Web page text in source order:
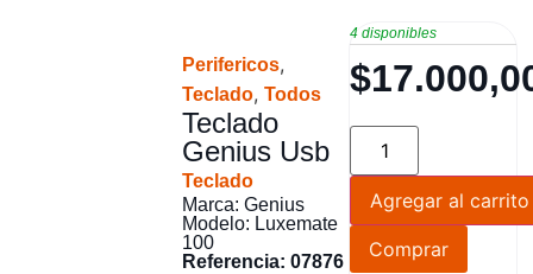
Perifericos,
Teclado, Todos
Teclado
Genius Usb
Teclado
Marca: Genius
Modelo: Luxemate
100
Referencia: 07876
4 disponibles
$
Agregar al carrito
Comprar